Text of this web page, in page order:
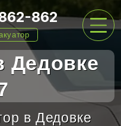
862
Дедовке
в Дедовке